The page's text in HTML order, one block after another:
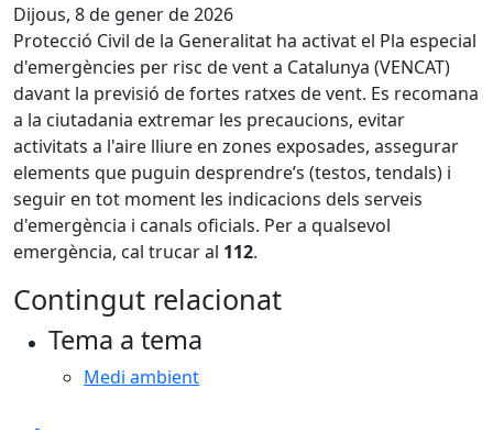
Dijous, 8 de gener de 2026
Protecció Civil de la Generalitat ha activat el Pla especial
d'emergències per risc de vent a Catalunya (VENCAT)
davant la previsió de fortes ratxes de vent. Es recomana
a la ciutadania extremar les precaucions, evitar
activitats a l'aire lliure en zones exposades, assegurar
elements que puguin desprendre’s (testos, tendals) i
seguir en tot moment les indicacions dels serveis
d'emergència i canals oficials. Per a qualsevol
emergència, cal trucar al 112.
Contingut relacionat
Tema a tema
Medi ambient